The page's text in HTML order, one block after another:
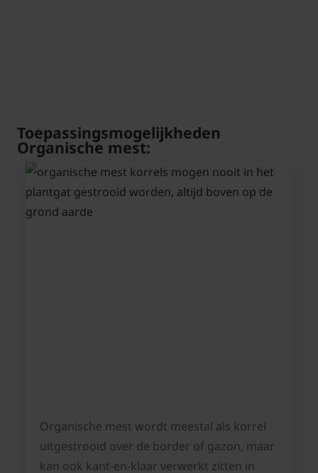
Toepassingsmogelijkheden
Organische mest:
Organische mest wordt meestal als korrel
uitgestrooid over de border of gazon, maar
kan ook kant-en-klaar verwerkt zitten in